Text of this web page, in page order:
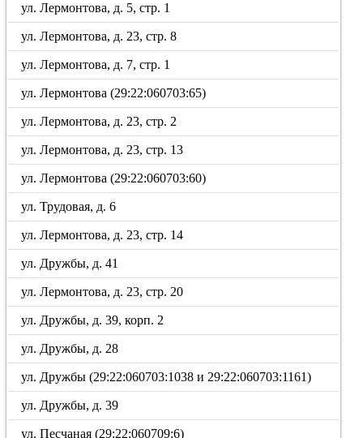
ул. Лермонтова, д. 5, стр. 1
ул. Лермонтова, д. 23, стр. 8
ул. Лермонтова, д. 7, стр. 1
ул. Лермонтова (29:22:060703:65)
ул. Лермонтова, д. 23, стр. 2
ул. Лермонтова, д. 23, стр. 13
ул. Лермонтова (29:22:060703:60)
ул. Трудовая, д. 6
ул. Лермонтова, д. 23, стр. 14
ул. Дружбы, д. 41
ул. Лермонтова, д. 23, стр. 20
ул. Дружбы, д. 39, корп. 2
ул. Дружбы, д. 28
ул. Дружбы (29:22:060703:1038 и 29:22:060703:1161)
ул. Дружбы, д. 39
ул. Песчаная (29:22:060709:6)